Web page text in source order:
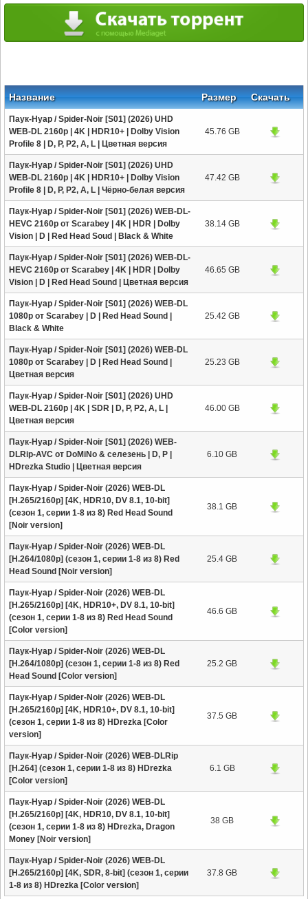
Название Размер Скачать
Паук-Нуар / Spider-Noir [S01] (2026) UHD
WEB-DL 2160p | 4K | HDR10+ | Dolby Vision
Profile 8 | D, P, P2, A, L | Цветная версия
45.76 GB
Паук-Нуар / Spider-Noir [S01] (2026) UHD
WEB-DL 2160p | 4K | HDR10+ | Dolby Vision
Profile 8 | D, P, P2, A, L | Чёрно-белая версия
47.42 GB
Паук-Нуар / Spider-Noir [S01] (2026) WEB-DL-
HEVC 2160p от Scarabey | 4K | HDR | Dolby
Vision | D | Red Head Soud | Black & White
38.14 GB
Паук-Нуар / Spider-Noir [S01] (2026) WEB-DL-
HEVC 2160p от Scarabey | 4K | HDR | Dolby
Vision | D | Red Head Sound | Цветная версия
46.65 GB
Паук-Нуар / Spider-Noir [S01] (2026) WEB-DL
1080p от Scarabey | D | Red Head Sound |
Black & White
25.42 GB
Паук-Нуар / Spider-Noir [S01] (2026) WEB-DL
1080p от Scarabey | D | Red Head Sound |
Цветная версия
25.23 GB
Паук-Нуар / Spider-Noir [S01] (2026) UHD
WEB-DL 2160p | 4K | SDR | D, P, P2, A, L |
Цветная версия
46.00 GB
Паук-Нуар / Spider-Noir [S01] (2026) WEB-
DLRip-AVC от DoMiNo & селезень | D, P |
HDrezka Studio | Цветная версия
6.10 GB
Паук-Нуар / Spider-Noir (2026) WEB-DL
[H.265/2160p] [4K, HDR10, DV 8.1, 10-bit]
(сезон 1, серии 1-8 из 8) Red Head Sound
[Noir version]
38.1 GB
Паук-Нуар / Spider-Noir (2026) WEB-DL
[H.264/1080p] (сезон 1, серии 1-8 из 8) Red
Head Sound [Noir version]
25.4 GB
Паук-Нуар / Spider-Noir (2026) WEB-DL
[H.265/2160p] [4K, HDR10+, DV 8.1, 10-bit]
(сезон 1, серии 1-8 из 8) Red Head Sound
[Color version]
46.6 GB
Паук-Нуар / Spider-Noir (2026) WEB-DL
[H.264/1080p] (сезон 1, серии 1-8 из 8) Red
Head Sound [Color version]
25.2 GB
Паук-Нуар / Spider-Noir (2026) WEB-DL
[H.265/2160p] [4K, HDR10+, DV 8.1, 10-bit]
(сезон 1, серии 1-8 из 8) HDrezka [Color
version]
37.5 GB
Паук-Нуар / Spider-Noir (2026) WEB-DLRip
[H.264] (сезон 1, серии 1-8 из 8) HDrezka
[Color version]
6.1 GB
Паук-Нуар / Spider-Noir (2026) WEB-DL
[H.265/2160p] [4K, HDR10, DV 8.1, 10-bit]
(сезон 1, серии 1-8 из 8) HDrezka, Dragon
Money [Noir version]
38 GB
Паук-Нуар / Spider-Noir (2026) WEB-DL
[H.265/2160p] [4K, SDR, 8-bit] (сезон 1, серии
1-8 из 8) HDrezka [Color version]
37.8 GB